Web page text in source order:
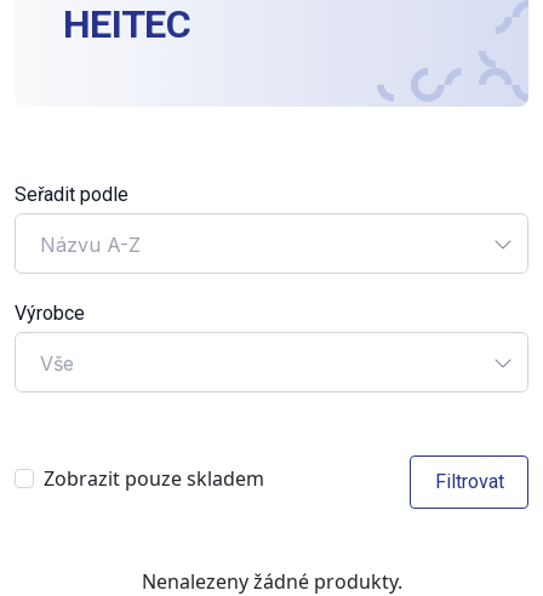
HEITEC
Seřadit podle
Názvu A-Z
Výrobce
Vše
Zobrazit pouze skladem Filtrovat
Nenalezeny žádné produkty.